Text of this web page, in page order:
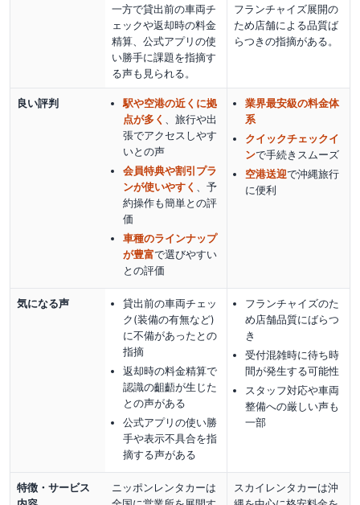
一方で貸出前の車両チ
ェックや返却時の料金
精算、公式アプリの使
い勝手に課題を指摘す
る声も見られる。
フランチャイズ展開の
ため店舗による品質ば
らつきの指摘がある。
良い評判
駅や空港の近くに拠
点が多く
、旅行や出
張でアクセスしやす
いとの声
会員特典や割引プラ
ンが使いやすく
、予
約操作も簡単との評
価
車種のラインナップ
が豊富で選びやすい
との評価
業界最安級の料金体
系
クイックチェックイ
ンで手続きスムーズ
空港送迎で沖縄旅行
に便利
気になる声
貸出前の車両チェッ
ク(装備の有無など)
に不備があったとの
指摘
返却時の料金精算で
認識の齟齬が生じた
との声がある
公式アプリの使い勝
手や表示不具合を指
摘する声がある
フランチャイズのた
め店舗品質にばらつ
き
受付混雑時に待ち時
間が発生する可能性
スタッフ対応や車両
整備への厳しい声も
一部
特徴・サービス
ニッポンレンタカーは
スカイレンタカーは沖